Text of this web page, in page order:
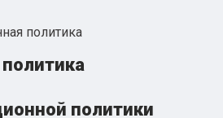
политика
политики